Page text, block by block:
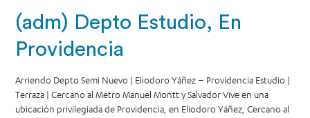
(adm) Depto Estudio, En
Providencia
Arriendo Depto Semi Nuevo | Eliodoro Yáñez – Providencia Estudio |
Terraza | Cercano al Metro Manuel Montt y Salvador Vive en una
ubicación privilegiada de Providencia, en Eliodoro Yáñez, Cercano al